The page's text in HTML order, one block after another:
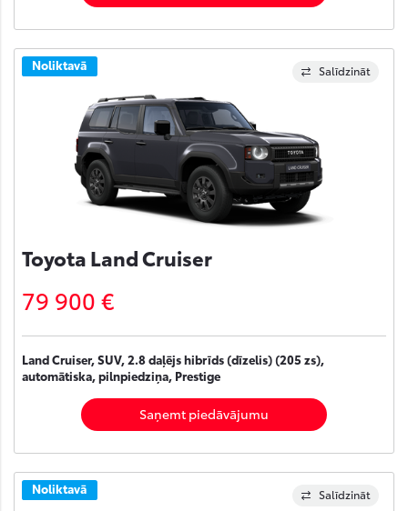
Salīdzināt
Noliktavā
Toyota Land Cruiser
79 900 €
Land Cruiser, SUV, 2.8 daļējs hibrīds (dīzelis) (205 zs),
automātiska, pilnpiedziņa, Prestige
Saņemt piedāvājumu
Salīdzināt
Noliktavā